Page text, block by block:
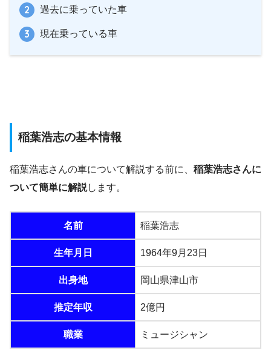
過去に乗っていた車
現在乗っている車
稲葉浩志の基本情報
稲葉浩志さんの車について解説する前に、 稲葉浩志さんに
ついて簡単に解説します。
名前 稲葉浩志
生年月日 1964年9月23日
出身地 岡山県津山市
推定年収 2億円
職業 ミュージシャン